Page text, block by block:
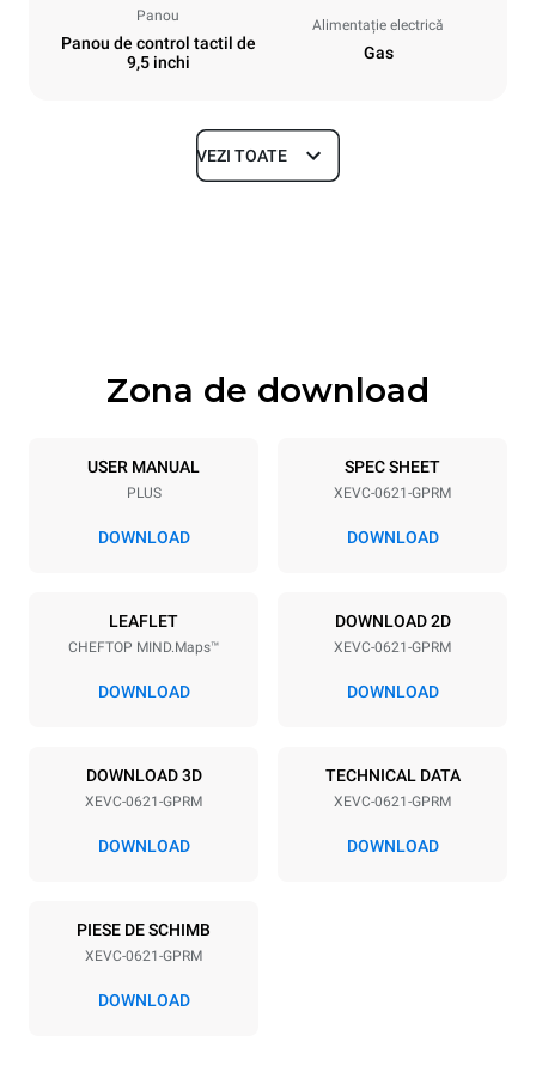
Panou
Panou de control tactil de
9,5 inchi
Alimentație electrică
Gas
Dimensiuni
Specificații ale tigăiei
6 GN 2/1
Distance between trays
Alimentație electrică
Voltage
220-240V 1N~
Electric power
1 kW
Tip de priză
Schuko | ✓
Consumul în kWh
VEZI TOATE
Zona de download
USER MANUAL
PLUS
DOWNLOAD
SPEC SHEET
XEVC-0621-GPRM
DOWNLOAD
LEAFLET
CHEFTOP MIND.Maps™
DOWNLOAD
DOWNLOAD 2D
XEVC-0621-GPRM
DOWNLOAD
DOWNLOAD 3D
XEVC-0621-GPRM
DOWNLOAD
TECHNICAL DATA
XEVC-0621-GPRM
DOWNLOAD
PIESE DE SCHIMB
XEVC-0621-GPRM
DOWNLOAD